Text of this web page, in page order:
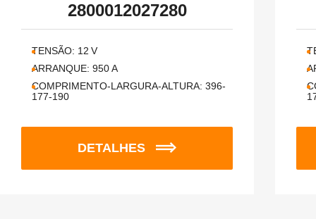
2800012027280
TENSÃO: 12 V
ARRANQUE: 950A
COMPRIMENTO-LARGURA-ALTURA: 396-
177-190
DETALHES